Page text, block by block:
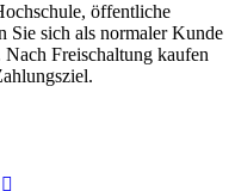
öffentliche
Sie sich als normaler Kunde
Freischaltung kaufen
